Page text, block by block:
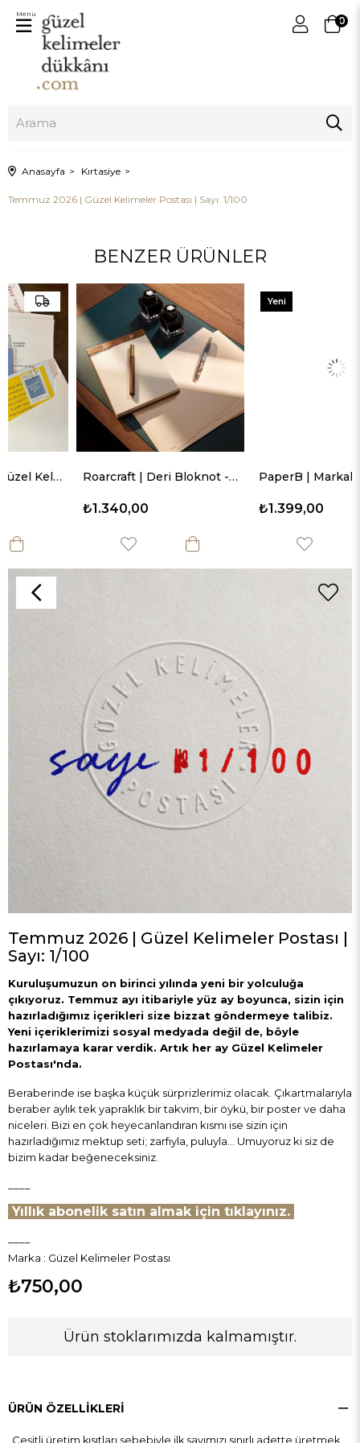
0
Menu
Anasayfa Kırtasiye
Temmuz 2026 | Güzel Kelimeler Postası | Sayı: 1/100
BENZER ÜRÜNLER
Roarcraft | Deri Bloknot - A5 PaperB | Markalama Rehberi
Yeni
Ürün
Temmuz 2026 | Güzel Kelimeler Postası |
Sayı: 1/100
Kuruluşumuzun on birinci yılında yeni bir yolculuğa
çıkıyoruz. Temmuz ayı itibariyle yüz ay boyunca, sizin için
hazırladığımız içerikleri size bizzat göndermeye talibiz.
Yeni içeriklerimizi sosyal medyada değil de, böyle
hazırlamaya karar verdik. Artık her ay Güzel Kelimeler
Postası'nda.
Beraberinde ise başka küçük sürprizlerimiz olacak. Çıkartmalarıyla
beraber aylık tek yapraklık bir takvim, bir öykü, bir poster ve daha
niceleri. Bizi en çok heyecanlandıran kısmı ise sizin için
hazırladığımız mektup seti; zarfıyla, puluyla... Umuyoruz ki siz de
bizim kadar beğeneceksiniz.
Yıllık abonelik satın almak için tıklayınız.
Marka : Güzel Kelimeler Postası
₺750,00
Ürün stoklarımızda kalmamıştır.
ÜRÜN ÖZELLIKLERI
Çeşitli üretim kısıtları sebebiyle ilk sayımızı sınırlı adette üretmek